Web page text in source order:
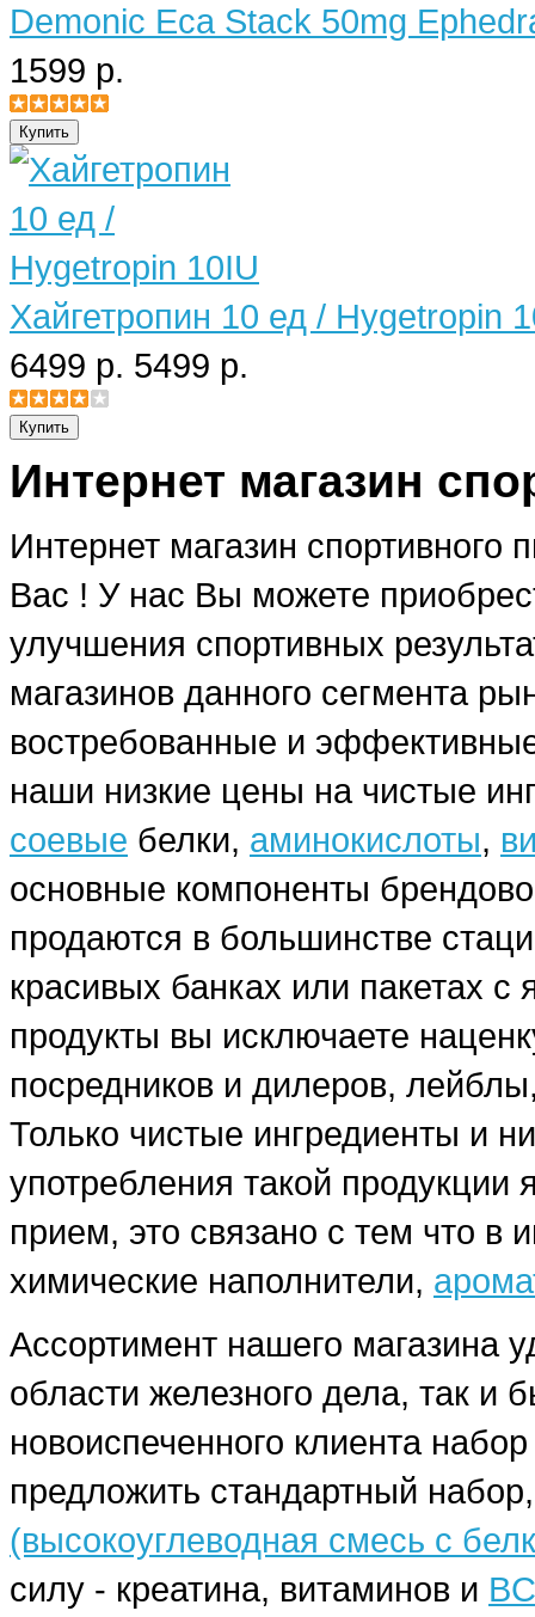
Demonic Eca Stack 50mg
1599 р.
Хайгетропин 10 ед / Hygetropin
6499 р. 5499 р.
Интернет магазин
Интернет магазин спортивного
Вас ! У нас Вы можете
улучшения спортивных
магазинов данного сегмента
востребованные и
наши низкие цены на чистые
соевые белки, аминокислоты,
основные компоненты
продаются в большинстве
красивых банках или пакетах
продукты вы исключаете
посредников и дилеров,
Только чистые ингредиенты и
употребления такой продукции
прием, это связано с тем что в
химические наполнители,
Ассортимент нашего магазина
области железного дела, так и
новоиспеченного клиента
предложить стандартный
(высокоуглеводная смесь с
силу - креатина, витаминов и